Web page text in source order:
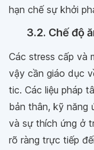
hạn chế sự khởi
3.2. Chế độ
Các stress cấp và
vậy cần giáo dục
tic. Các liệu pháp
bản thân, kỹ năng
và sự thích ứng ở
rõ ràng trực tiếp